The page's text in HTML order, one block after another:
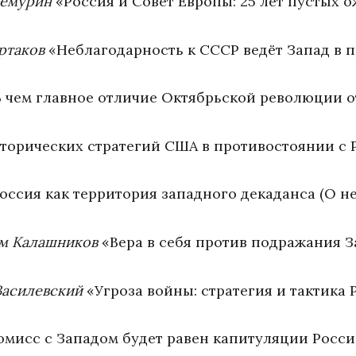
«Неблагодарность к СССР ведёт Запад в
главное отличие Октябрьской революции
стратегий США в противостоянии с
как территория западного декаданса (О
Калашников«Вера в себя против подражания
«Угроза войны: стратегия и тактика
с Западом будет равен капитуляции